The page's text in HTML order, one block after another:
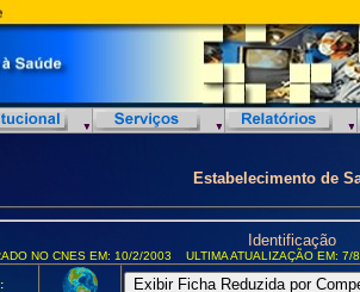
Estabelecimento de
Identificação
NO CNES EM: 10/2/2003 ULTIMA ATUALIZAÇÃO EM: